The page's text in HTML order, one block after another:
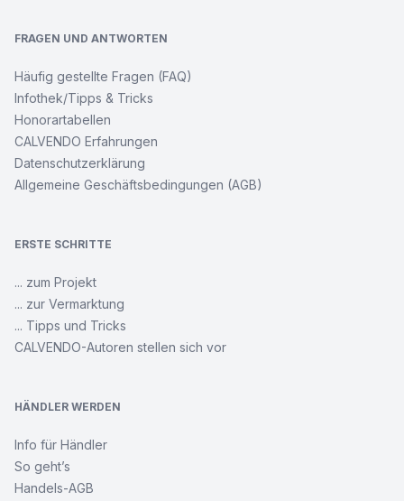
FRAGEN UND ANTWORTEN
Häufig gestellte Fragen (FAQ)
Infothek/Tipps & Tricks
Honorartabellen
CALVENDO Erfahrungen
Datenschutzerklärung
Allgemeine Geschäftsbedingungen (AGB)
ERSTE SCHRITTE
... zum Projekt
... zur Vermarktung
... Tipps und Tricks
CALVENDO-Autoren stellen sich vor
HÄNDLER WERDEN
Info für Händler
So geht’s
Handels-AGB